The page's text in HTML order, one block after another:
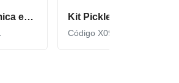
Garrafa Térmica em Inox com Fundo de Cortiça X19011
Código X09166